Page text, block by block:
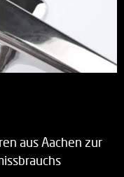
aus Aachen zur